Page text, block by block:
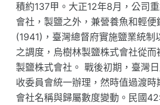
積約137甲。大正12年8月，公司
會社，製鹽之外，兼營養魚和輕便
(1941)，臺灣總督府實施鹽業統制
之調度，烏樹林製鹽株式會社從
製鹽株式會社。 戰後初期，臺灣
收委員會統一辦理，然時值過渡
會社名稱與歸屬數度變動。民國